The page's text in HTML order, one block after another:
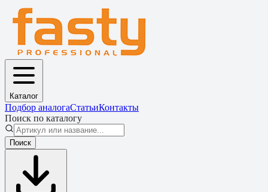
Каталог
Подбор аналогаСтатьиКонтакты
Поиск по каталогу
Поиск